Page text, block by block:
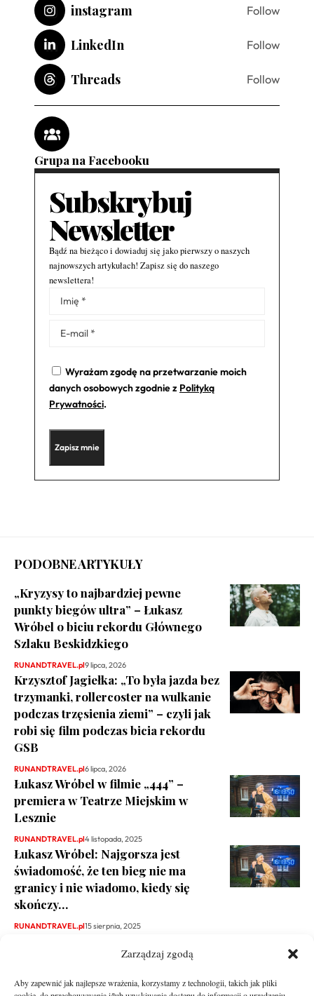
Zarządzaj zgodą
Aby zapewnić jak najlepsze wrażenia, korzystamy z technologii, takich jak pliki
instagram Follow
LinkedIn Follow
Threads Follow
Grupa na Facebooku
Subskrybuj
Newsletter
Bądź na bieżąco i dowiaduj się jako pierwszy o naszych
najnowszych artykułach! Zapisz się do naszego
newslettera!
Wyrażam zgodę na przetwarzanie moich
danych osobowych zgodnie z Polityką
Prywatności.
Alternative:
PODOBNE ARTYKUŁY
„Kryzysy to najbardziej pewne
punkty biegów ultra” – Łukasz
Wróbel o biciu rekordu Głównego
Szlaku Beskidzkiego
RUNANDTRAVEL.pl9 lipca, 2026
Krzysztof Jagiełka: „To była jazda bez
trzymanki, rollercoster na wulkanie
podczas trzęsienia ziemi” – czyli jak
robi się film podczas bicia rekordu
GSB
RUNANDTRAVEL.pl6 lipca, 2026
Łukasz Wróbel w filmie „444” –
premiera w Teatrze Miejskim w
Lesznie
RUNANDTRAVEL.pl4 listopada, 2025
Łukasz Wróbel: Najgorsza jest
świadomość, że ten bieg nie ma
granicy i nie wiadomo, kiedy się
skończy…
RUNANDTRAVEL.pl15 sierpnia, 2025